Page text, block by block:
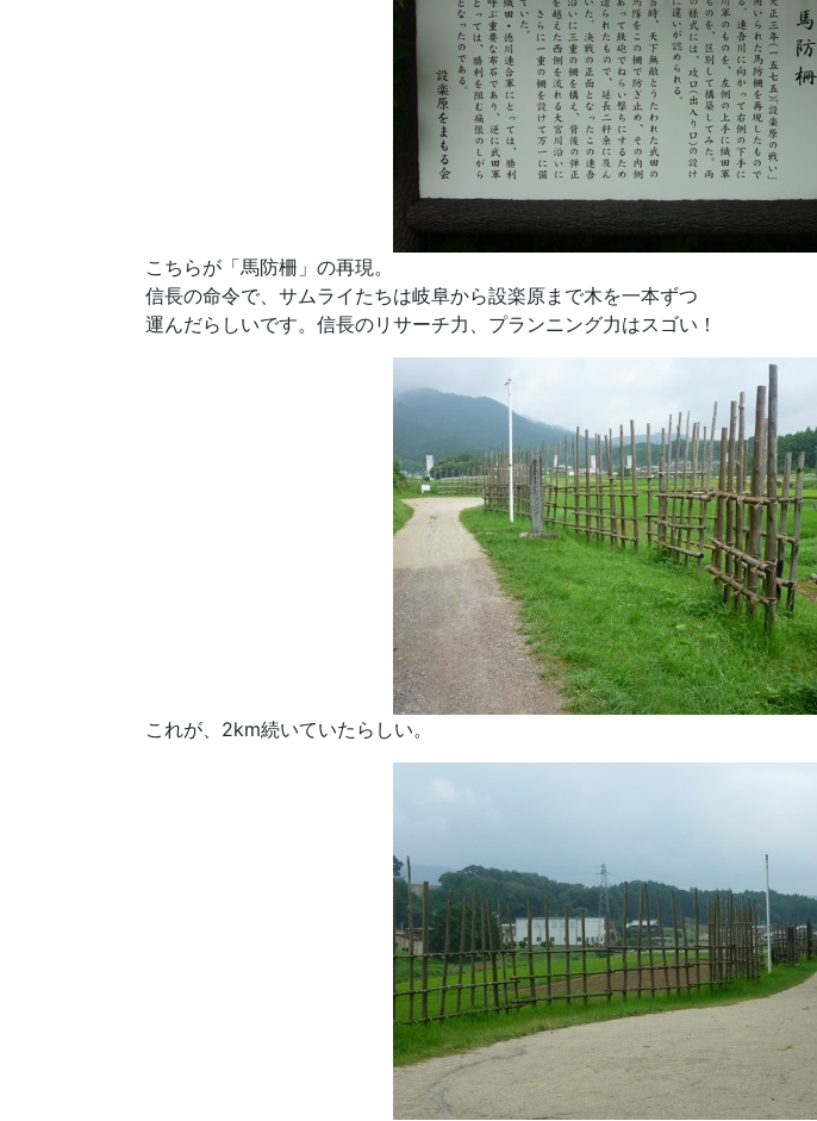
こちらが「馬防柵」の再現。
信長の命令で、サムライたちは岐阜から設楽原まで木を一本ずつ
運んだらしいです。信長のリサーチ力、プランニング力はスゴい！
これが、2km続いていたらしい。